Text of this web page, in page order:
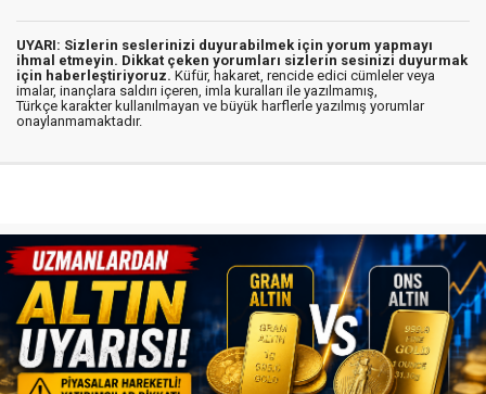
UYARI: Sizlerin seslerinizi duyurabilmek için yorum yapmayı
ihmal etmeyin. Dikkat çeken yorumları sizlerin sesinizi duyurmak
için haberleştiriyoruz. Küfür, hakaret, rencide edici cümleler veya
imalar, inançlara saldırı içeren, imla kuralları ile yazılmamış,
Türkçe karakter kullanılmayan ve büyük harflerle yazılmış yorumlar
onaylanmamaktadır.